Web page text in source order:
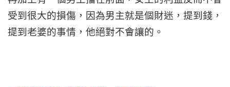
受到很大的損傷，因為男主就是個財迷，提到錢，
提到老婆的事情，他絕對不會讓的。